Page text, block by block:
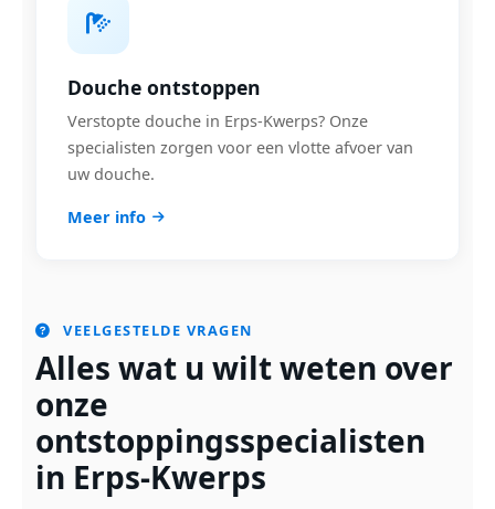
Douche ontstoppen
Verstopte douche in Erps-Kwerps? Onze
specialisten zorgen voor een vlotte afvoer van
uw douche.
Meer info
VEELGESTELDE VRAGEN
Alles wat u wilt weten over
onze
ontstoppingsspecialisten
in Erps-Kwerps